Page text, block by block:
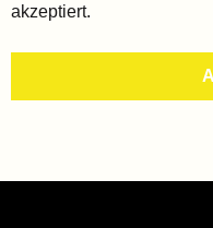
akzeptiert.